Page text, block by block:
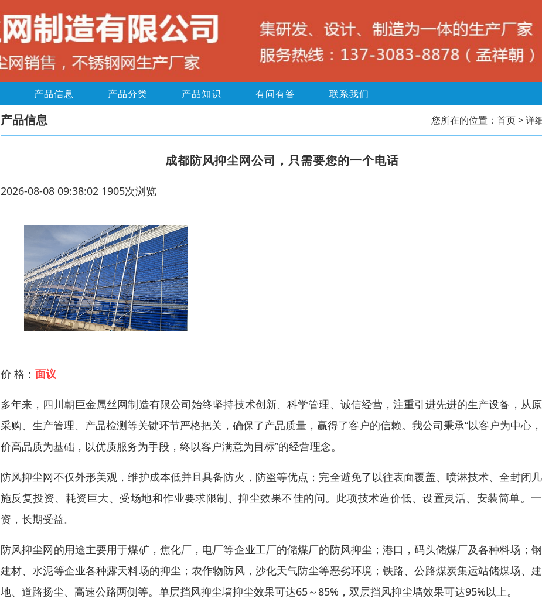
产品信息 产品分类 产品知识 有问有答 联系我们
产品信息 您所在的位置： 首页> 详
成都防风抑尘网公司，只需要您的一个电话
2026-08-08 09:38:02 1905次浏览
价 格： 面议
多年来，四川朝巨金属丝网制造有限公司始终坚持技术创新、科学管理、诚信经营，注重引进先进的生产设备，从
采购、生产管理、产品检测等关键环节严格把关，确保了产品质量，赢得了客户的信赖。我公司秉承“以客户为中心
价高品质为基础，以优质服务为手段，终以客户满意为目标”的经营理念。
防风抑尘网不仅外形美观，维护成本低并且具备防火，防盗等优点；完全避免了以往表面覆盖、喷淋技术、全封闭
施反复投资、耗资巨大、受场地和作业要求限制、抑尘效果不佳的问。此项技术造价低、设置灵活、安装简单。
资，长期受益。
防风抑尘网的用途主要用于煤矿，焦化厂，电厂等企业工厂的储煤厂的防风抑尘；港口，码头储煤厂及各种料场；
建材、水泥等企业各种露天料场的抑尘；农作物防风，沙化天气防尘等恶劣环境；铁路、公路煤炭集运站储煤场、
地、道路扬尘、高速公路两侧等。单层挡风抑尘墙抑尘效果可达65～85%，双层挡风抑尘墙效果可达95%以上。